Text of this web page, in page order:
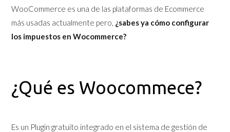
WooCommerce es una de las plataformas de Ecommerce
más usadas actualmente pero, ¿sabes ya cómo configurar
los impuestos en Wocommerce?
¿Qué es Woocommece?
Es un Plugin gratuito integrado en el sistema de gestión de